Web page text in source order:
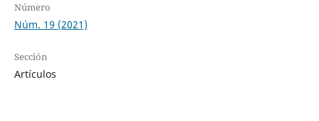
Número
Núm. 19 (2021)
Sección
Artículos